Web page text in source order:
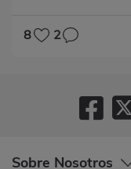
8 2
Sobre Nosotros